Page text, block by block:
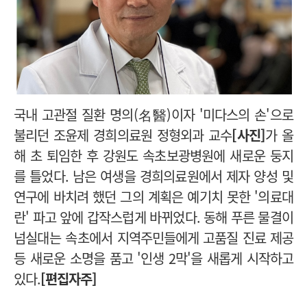
국내 고관절 질환 명의(名醫)이자 '미다스의 손'으로
불리던 조윤제 경희의료원 정형외과 교수[사진]가 올
해 초 퇴임한 후 강원도 속초보광병원에 새로운 둥지
를 틀었다. 남은 여생을 경희의료원에서 제자 양성 및
연구에 바치려 했던 그의 계획은 예기치 못한 '의료대
란' 파고 앞에 갑작스럽게 바뀌었다. 동해 푸른 물결이
넘실대는 속초에서 지역주민들에게 고품질 진료 제공
등 새로운 소명을 품고 '인생 2막'을 새롭게 시작하고
있다.[편집자주]